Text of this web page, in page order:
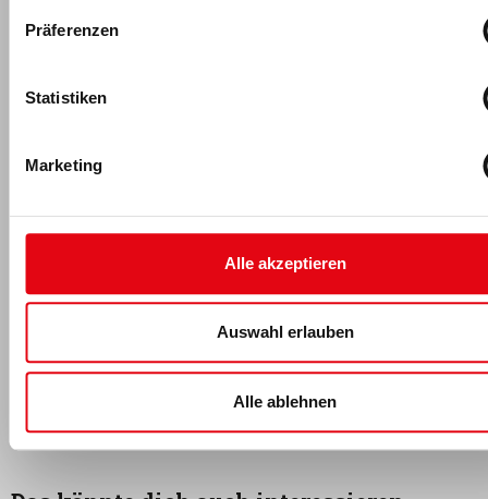
Präferenzen
Statistiken
Marketing
Alle akzeptieren
Auswahl erlauben
Alle ablehnen
Nach einer kaufmännischen Ausbildung und Berufserfahrung in
Fächern Wirtschaftswissenschaften und Sport an der
Universität Hamburg
Fitnessbranche, zu Beginn als Volontär, danach als
Fachredakteur für verschiedene Medien.